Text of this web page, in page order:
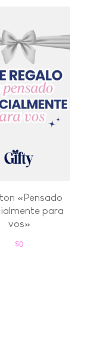
«Pensado
para
vos»
$0